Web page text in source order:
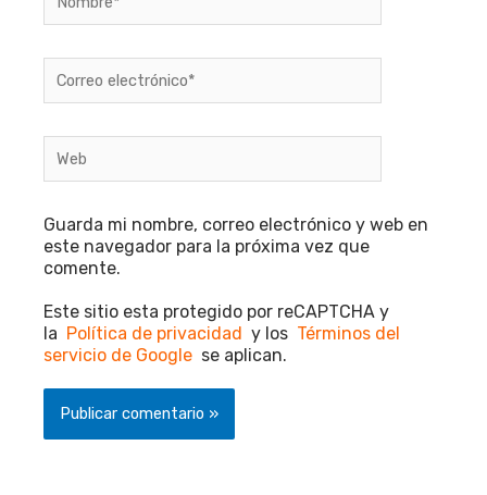
electrónico*
Guarda mi nombre, correo electrónico y web en
este navegador para la próxima vez que
comente.
Este sitio esta protegido por reCAPTCHA y
la Política de privacidad y los Términos del
servicio de Google se aplican.